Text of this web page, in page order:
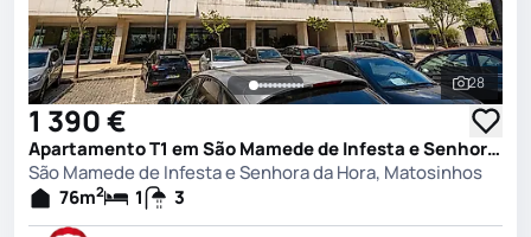
Ver
28
1 390 €
Apartamento T1 em São Mamede de Infesta e Senhora da Hora, Matosinhos
São Mamede de Infesta e Senhora da Hora, Matosinhos
76m2 1 3